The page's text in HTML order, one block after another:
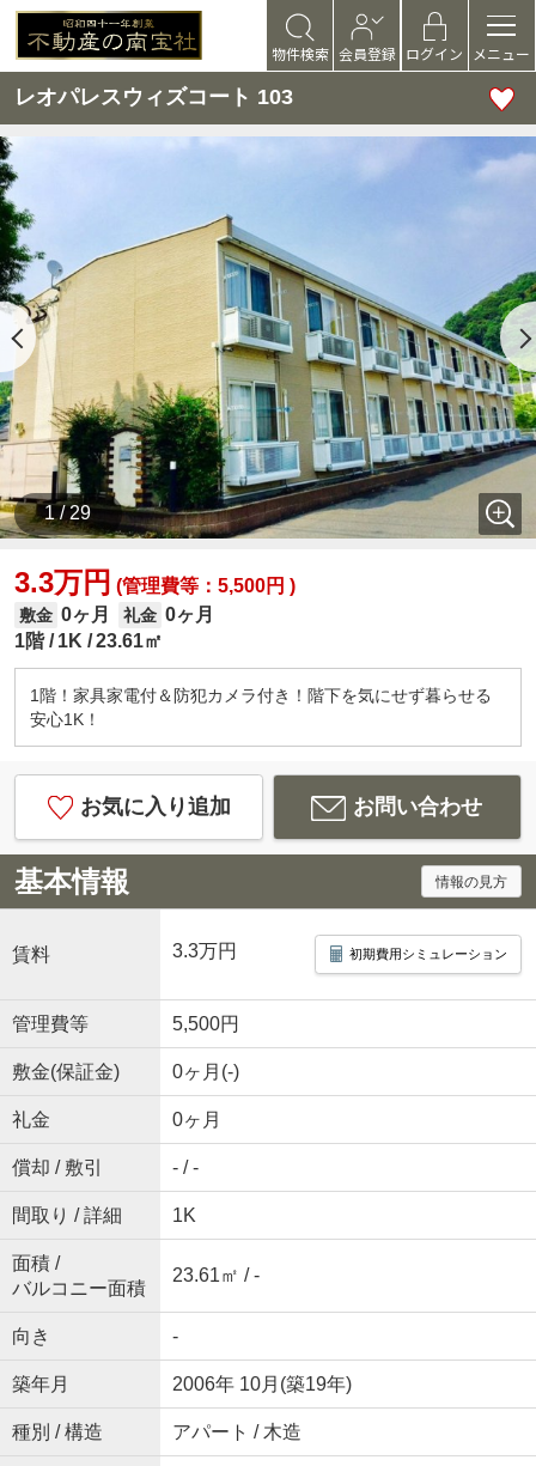
物件検索 会員登録 ログイン メニュー
レオパレスウィズコート 103
1 / 29
3.3万円 (管理費等：5,500円 )
敷金 0ヶ月 礼金 0ヶ月
1階
1K 23.61㎡
1階！家具家電付＆防犯カメラ付き！階下を気にせず暮らせる
安心1K！
お気に入り追加 お問い合わせ
基本情報 情報の見方
賃料 3.3万円 初期費用シミュレーション
管理費等 5,500円
敷金(保証金) 0ヶ月(-)
礼金 0ヶ月
償却 / 敷引 - / -
間取り / 詳細 1K
面積 /
バルコニー面積
23.61㎡ / -
向き -
築年月 2006年 10月(築19年)
種別 / 構造 アパート / 木造